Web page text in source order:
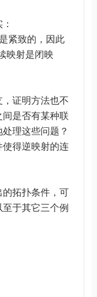
紧致的，因此
映射是闭映
证明方法也不
是否有某种联
理这些问题？
使得逆映射的连
的拓扑条件，可
于其它三个例